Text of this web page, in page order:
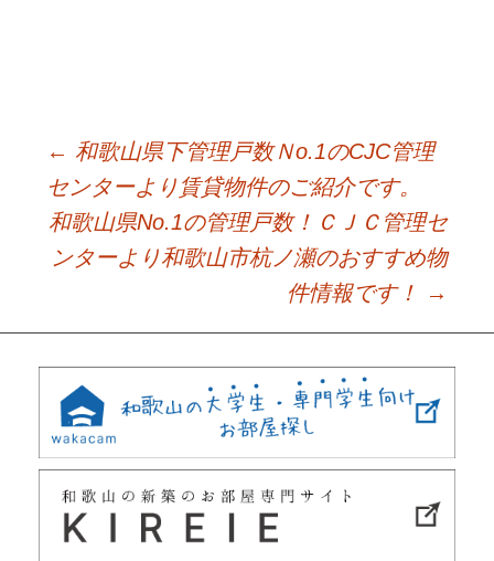
Post
navigation
← 和歌山県下管理戸数Ｎo.1のCJC管理
センターより賃貸物件のご紹介です。
和歌山県No.1の管理戸数！ＣＪＣ管理セ
ンターより和歌山市杭ノ瀬のおすすめ物
件情報です！
→